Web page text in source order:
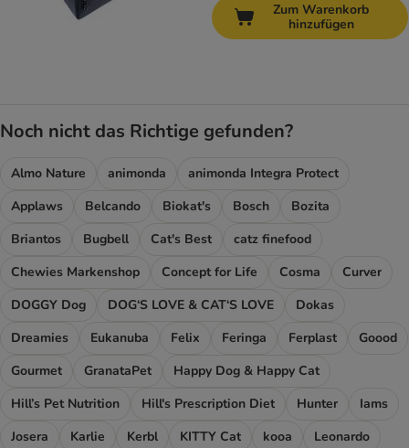
Zum Warenkorb
hinzufügen
Noch nicht das Richtige gefunden?
Almo Nature animonda
animonda Integra Protect
Applaws
Belcando Biokat's Bosch
Bozita
Briantos
Bugbell Cat's Best
catz finefood
Chewies Markenshop
Concept for Life Cosma
Curver
DOGGY Dog
DOG‘S LOVE & CAT‘S LOVE
Dokas
Dreamies
Eukanuba Felix Feringa Ferplast
Goood
Gourmet
GranataPet
Happy Dog & Happy Cat
Hill’s Pet Nutrition
Hill's Prescription Diet Hunter
Iams
Josera
Karlie Kerbl KITTY Cat kooa
Leonardo